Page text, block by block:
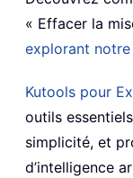
« Effacer la
explorant
Kutools pour
outils
simplicité, et
d’intelligence